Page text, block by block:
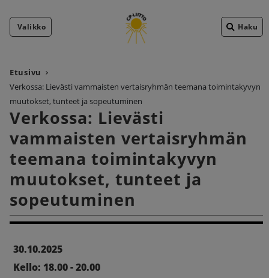
Valikko Haku
Etusivu
Verkossa: Lievästi vammaisten vertaisryhmän teemana toimintakyvyn
muutokset, tunteet ja sopeutuminen
Verkossa: Lievästi
vammaisten vertaisryhmän
teemana toimintakyvyn
muutokset, tunteet ja
sopeutuminen
30.10.2025
Kello: 18.00 - 20.00